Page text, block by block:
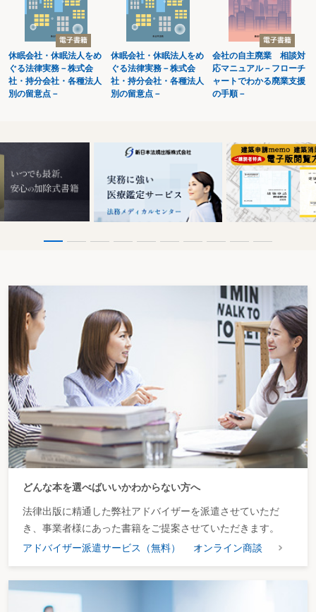
求職者の秘密の保護は
従業員の採用方法は
外国人従業員の採用方法は
中途採用を行うときは
リファラル採用を行うときは
転職者の採用をするに当たりリファレンスチェック(前職の情報問合せ)を行う
ときは
採用の内定とその取消しは
採用内定者を囲い込むために、他社の内定を辞退させることはできるか
採用内定者が行方不明になったときは
採用の際に提出させる書類は
採用時に精神疾患の既往歴を申告させることができるか
採用時に反社会的勢力との関係がないか調べてもよいか
試用期間中の解雇は可能か
業務成績を上げない場合は解雇するという条件付きで採用することは可能か
外国人転職者の雇入れ
社員の休職に伴う休職者と周囲への職場支援は
§３ 労働契約を結ぶとき
労働契約における制限は
労働契約を結ぶときに明示すべき労働条件は
労働契約の内容を変更するときの方法は
実際と異なる労働条件を明示したときは
労働契約に期間の制限はあるか
労働契約を継続・更新するときは
65歳に達した従業員の労働契約の更新の拒否はできるか
一旦退社し、再雇用した際の契約期間は通算されるか
会社の組織変更等と労働契約の関係は
労働契約を終了・解除するときは
無期転換社員と正社員の労働条件の違いを明記するには
シフト制労働者と労働契約を締結する場合の留意事項は
フリーランスと契約を締結する場合の留意事項とは
従業員より副業をしたいとの申出があったときは
社内預金の管理・保全方法は
越境テレワークをめぐる実施上の留意点は
§４ 賃金に関すること
１）賃金について
賃金の取扱いは
休眠会社・休眠法人をめ
ぐる法律実務－株式会
社・持分会社・各種法人
別の留意点－
休眠会社・休眠法人をめ
ぐる法律実務－株式会
社・持分会社・各種法人
別の留意点－
会社の自主廃業 相談対
応マニュアル－フローチ
ャートでわかる廃業支援
の手順－
どんな本を選べばいいかわからない方へ
法律出版に精通した弊社アドバイザーを派遣させていただ
き、事業者様にあった書籍をご提案させていただきます。
アドバイザー派遣サービス（無料）
オンライン商談